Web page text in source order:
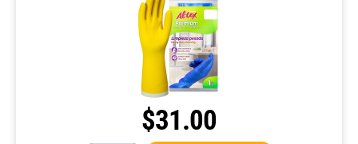
$31.00